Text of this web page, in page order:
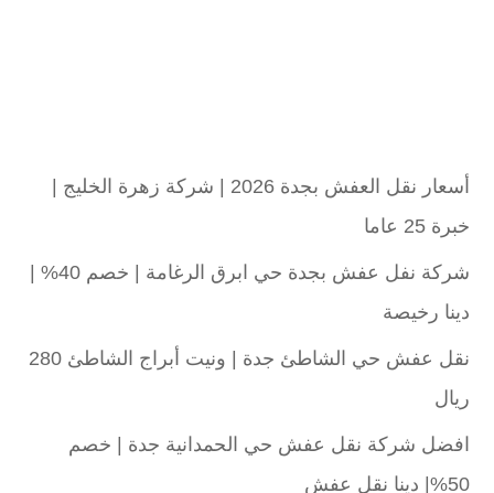
أسعار نقل العفش بجدة 2026 | شركة زهرة الخليج |
خبرة 25 عاما
شركة نفل عفش بجدة حي ابرق الرغامة | خصم 40% |
دينا رخيصة
نقل عفش حي الشاطئ جدة | ونيت أبراج الشاطئ 280
ريال
افضل شركة نقل عفش حي الحمدانية جدة | خصم
50%| دينا نقل عفش